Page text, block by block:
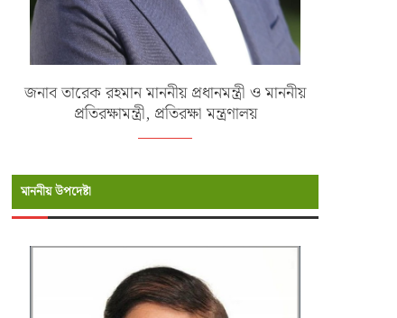
জনাব তারেক রহমান মাননীয় প্রধানমন্ত্রী ও মাননীয়
প্রতিরক্ষামন্ত্রী, প্রতিরক্ষা মন্ত্রণালয়
মাননীয় উপদেষ্টা